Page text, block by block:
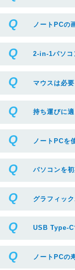
ノートPCの
2-in-1パソコ
マウスは必要
持ち運びに
ノートPCを
パソコンを
グラフィッ
USB Type-C
ノートPCの